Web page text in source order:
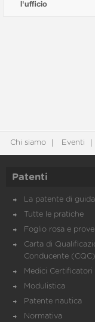
l'ufficio
Chi siamo Eventi
Patenti
La patente di guida
Tutte le pratiche
Foglio rosa e prove
Carta di
Conducente (CQC)
Medici
Modulistica
Patente nautica
Normativa